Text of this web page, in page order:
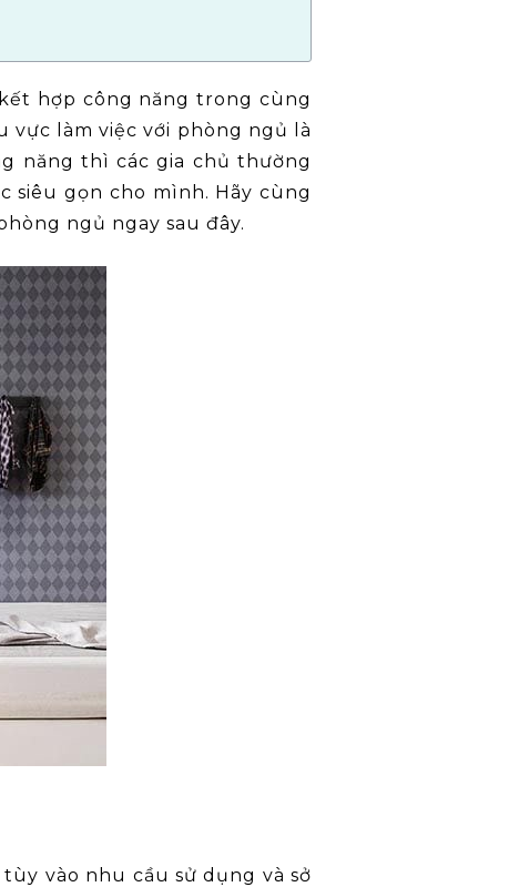
hợp công năng trong cùng
làm việc với phòng ngủ là
năng thì các gia chủ thường
siêu gọn cho mình. Hãy cùng
ngủ ngay sau đây.
vào nhu cầu sử dụng và sở